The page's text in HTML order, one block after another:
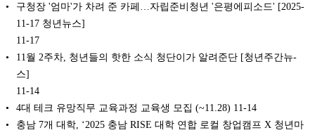
구청장 '엄마'가 차려 준 카페…자립준비청년 '은평에피소드' [2025-
11-17 청년뉴스]
11-17
11월 2주차, 청년들의 핫한 소식 청단이가 알려준단 [청년주간뉴-
스]
11-14
4대 테크 유망직무 교육과정 교육생 모집 (~11.28) 11-14
충남 7개 대학, ‘2025 충남 RISE 대학 연합 로컬 창업캠프 X 청년마